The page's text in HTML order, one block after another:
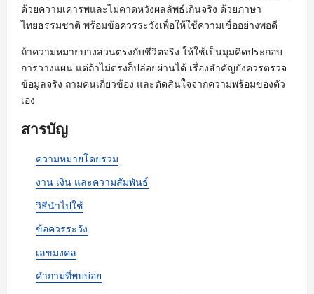
ด้วยความเคารพและไม่คาดหวังผลลัพธ์เกินจริง ด้วยภาษา
ไทยธรรมชาติ พร้อมข้อควรระวังเพื่อให้ใช้ความเชื่ออย่างพอดี
ถ้าความหมายบางส่วนตรงกับชีวิตจริง ให้ใช้เป็นมุมคิดประกอบ
การวางแผน แต่ถ้าไม่ตรงก็ปล่อยผ่านได้ เรื่องสำคัญยังควรตรวจ
ข้อมูลจริง ถามคนเกี่ยวข้อง และตัดสินใจจากความพร้อมของตัว
เอง
สารบัญ
ความหมายโดยรวม
งาน เงิน และความสัมพันธ์
วิธีนำไปใช้
ข้อควรระวัง
เลขมงคล
คำถามที่พบบ่อย